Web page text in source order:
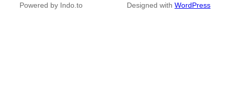
Powered by Indo.to Designed with WordPress